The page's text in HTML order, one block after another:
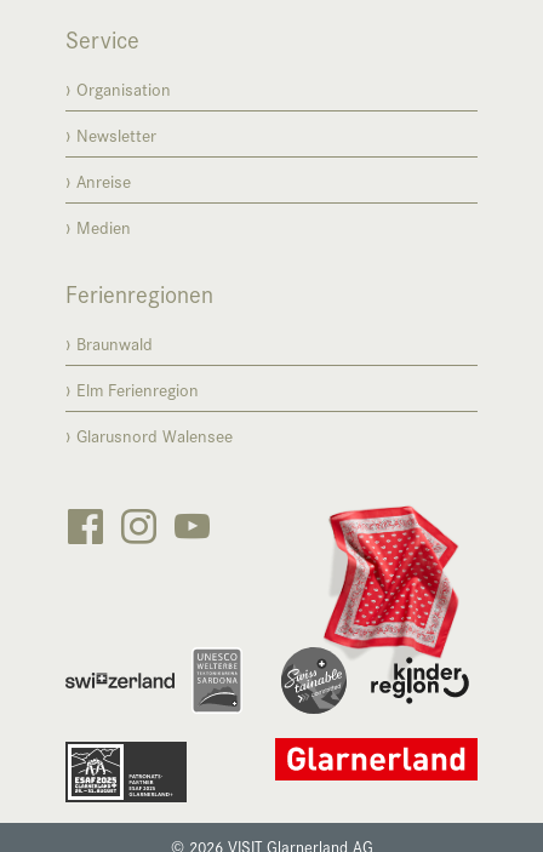
Service
Organisation
Newsletter
Anreise
Medien
Ferienregionen
Braunwald
Elm Ferienregion
Glarusnord Walensee

 
© 2026 VISIT Glarnerland AG